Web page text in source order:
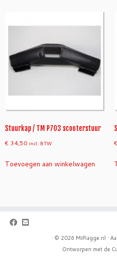
Stuurkap / TM P703 scooterstuur
€ 34,50 incl. BTW
Toevoegen aan winkelwagen
€
· © 2026 MiPiagge.nl ·
Ontworpen met de